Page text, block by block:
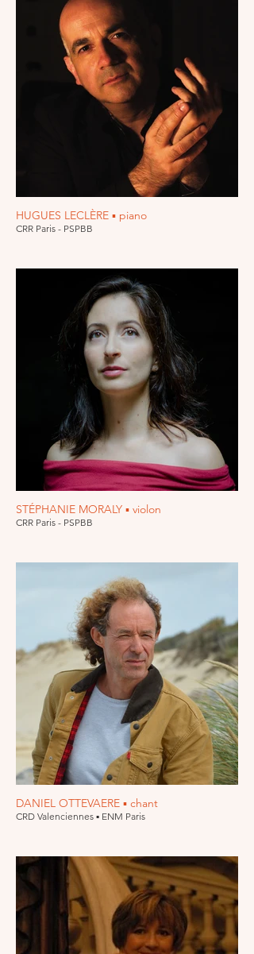
HUGUES LECLÈRE ▪ piano
CRR Paris - PSPBB
STÉPHANIE MORALY ▪ violon
CRR Paris - PSPBB
DANIEL OTTEVAERE ▪ chant
CRD Valenciennes ▪ ENM Paris